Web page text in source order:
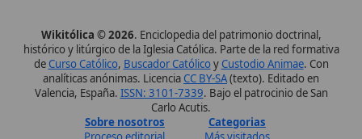
Canal de WhatsApp
Únete · publicación regular
Perfil de Instagram
Síguenos · @wikitolica